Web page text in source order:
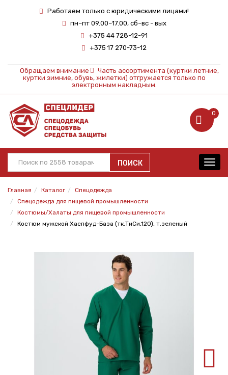
Работаем только с юридическими лицами!
пн–пт 09.00–17.00, сб–вс - вых
+375 44 728-12-91
+375 17 270-73-12
Обращаем внимание
Часть ассортимента (куртки летние,
куртки зимние, обувь, жилетки) отгружается только по
электронным накладным.
0
ПОИСК
Главная Каталог
Спецодежда
Спецодежда для пищевой промышленности
Костюмы/Халаты для пищевой промышленности
Костюм мужской Хаспфуд-База (тк.ТиСи,120), т.зеленый